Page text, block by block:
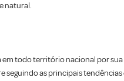
natural.
todo território nacional por
seguindo as principais